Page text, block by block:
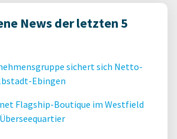
News der letzten 5
sichert sich Netto-
Ebingen
Flagship-Boutique im Westfield